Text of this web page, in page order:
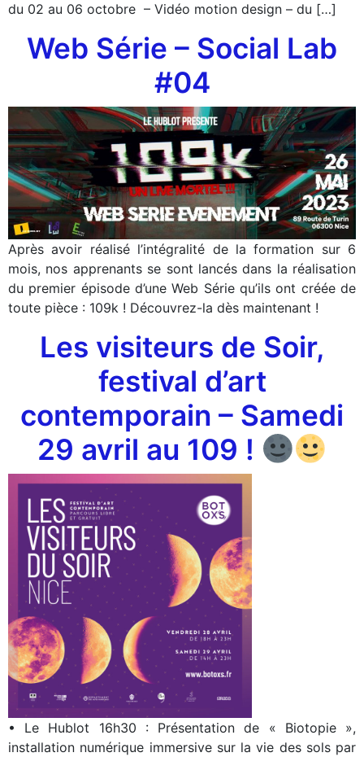
du 02 au 06 octobre – Vidéo motion design – du […]
Web Série – Social Lab
#04
Après avoir réalisé l’intégralité de la formation sur 6
mois, nos apprenants se sont lancés dans la réalisation
du premier épisode d’une Web Série qu’ils ont créée de
toute pièce : 109k ! Découvrez-la dès maintenant !
Les visiteurs de Soir,
festival d’art
contemporain – Samedi
29 avril au 109 !
• Le Hublot 16h30 : Présentation de « Biotopie »,
installation numérique immersive sur la vie des sols par